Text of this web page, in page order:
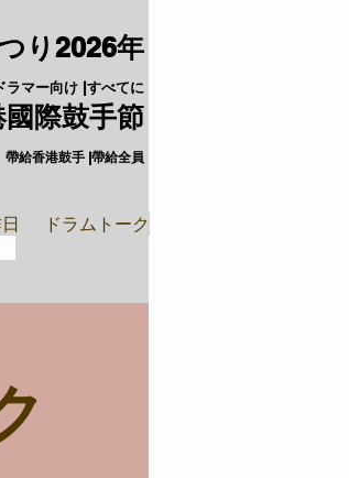
り 2026年
ラマー向け |すべてに
際鼓手節
帶給香港鼓手 |帶給全員
ドラムトーク